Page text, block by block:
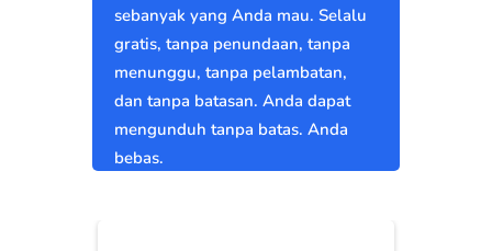
sebanyak yang Anda mau. Selalu
gratis, tanpa penundaan, tanpa
menunggu, tanpa pelambatan,
dan tanpa batasan. Anda dapat
mengunduh tanpa batas. Anda
bebas.